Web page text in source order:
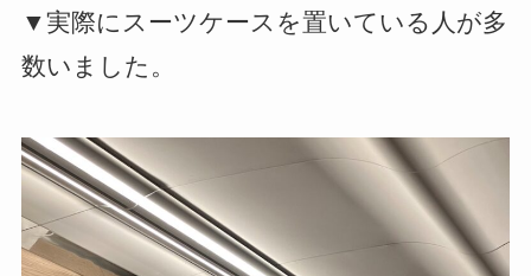
▼実際にスーツケースを置いている人が多
数いました。